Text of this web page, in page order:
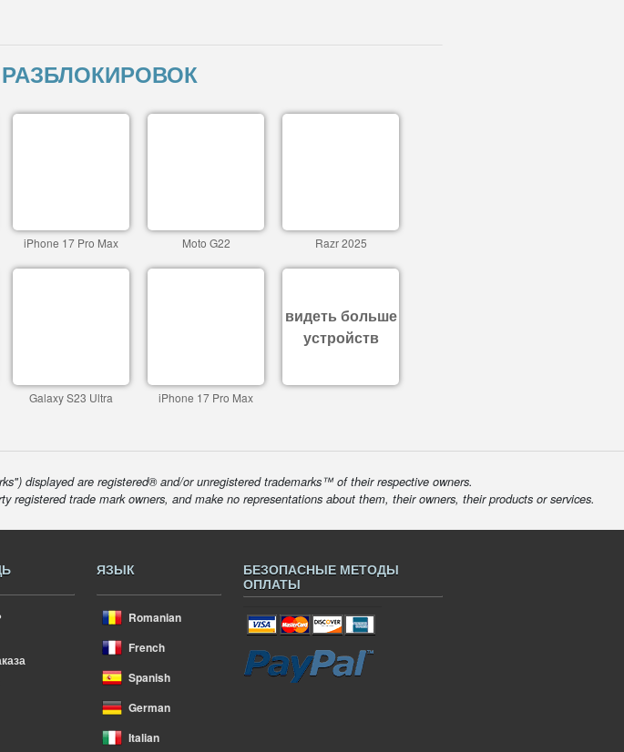
iPhone 17 Pro Max Moto G22 Razr 2025
Galaxy S23 Ultra iPhone 17 Pro Max
видеть больше
устройств
displayed are registered® and/or unregistered trademarks™ of their respective owners.
trade mark owners, and make no representations about them, their owners, their products or services.
ЯЗЫК
Romanian
French
Spanish
German
Italian
БЕЗОПАСНЫЕ МЕТОДЫ
ОПЛАТЫ